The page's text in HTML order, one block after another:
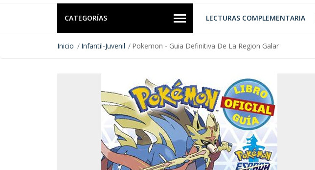
CATEGORÍAS LECTURAS COMPLEMENTARIA
Inicio Infantil-Juvenil Pokemon - Guia Definitiva De La Region Galar